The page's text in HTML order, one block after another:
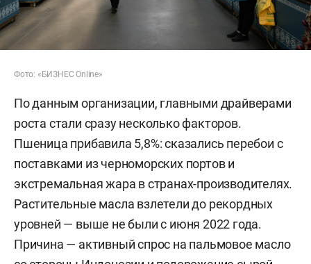
Фото: «БИЗНЕС Online»
По данным организации, главными драйверами
роста стали сразу несколько факторов.
Пшеница прибавила 5,8%: сказались перебои с
поставками из черноморских портов и
экстремальная жара в странах-производителях.
Растительные масла взлетели до рекордных
уровней — выше не были с июня 2022 года.
Причина — активный спрос на пальмовое масло